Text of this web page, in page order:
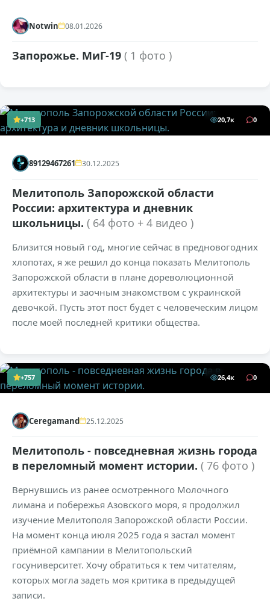
Notwin 08.01.2026
Запорожье. МиГ-19 ( 1 фото )
+713 20,7к 0
89129467261 30.12.2025
Мелитополь Запорожской области
России: архитектура и дневник
школьницы. ( 64 фото + 4 видео )
Близится новый год, многие сейчас в предновогодних
хлопотах, я же решил до конца показать Мелитополь
Запорожской области в плане дореволюционной
архитектуры и заочным знакомством с украинской
девочкой. Пусть этот пост будет с человеческим лицом
после моей последней критики общества.
+757 26,4к 0
Ceregamand 25.12.2025
Мелитополь - повседневная жизнь города
в переломный момент истории. ( 76 фото )
Вернувшись из ранее осмотренного Молочного
лимана и побережья Азовского моря, я продолжил
изучение Мелитополя Запорожской области России.
На момент конца июля 2025 года я застал момент
приёмной кампании в Мелитопольский
госуниверситет. Хочу обратиться к тем читателям,
которых могла задеть моя критика в предыдущей
записи.